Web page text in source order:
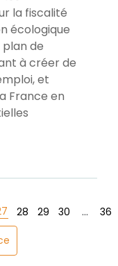
la fiscalité
écologique
de
à créer de
et
France en
28 29 30 ... 36